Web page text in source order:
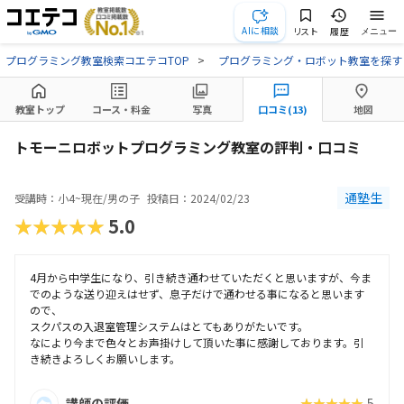
AIに相談 リスト 履歴 メニュー
プログラミング教室検索コエテコTOP プログラミング・ロボット教室を探す
教室トップ コース・料金 写真 口コミ(13) 地図
トモーニロボットプログラミング教室の評判・口コミ
受講時：小4~現在/男の子 投稿日：2024/02/23 通塾生
★★★★★5.0
4月から中学生になり、引き続き通わせていただくと思いますが、今ま
でのような送り迎えはせず、息子だけで通わせる事になると思います
ので、
スクパスの入退室管理システムはとてもありがたいです。
なにより今まで色々とお声掛けして頂いた事に感謝しております。引
き続きよろしくお願いします。